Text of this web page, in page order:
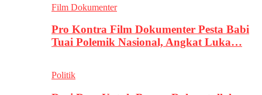
Film Dokumenter
Pro Kontra Film Dokumenter Pesta Babi
Tuai Polemik Nasional, Angkat Luka…
Politik